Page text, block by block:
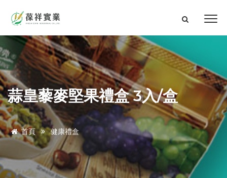
蒜皇藜麥堅果禮盒 3入/盒
首頁 健康禮盒